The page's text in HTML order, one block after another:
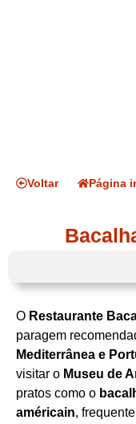
Voltar Página
O Restaurante
paragem
Mediterrânea e
visitar o Museu de
pratos como o
américain,
Horário de